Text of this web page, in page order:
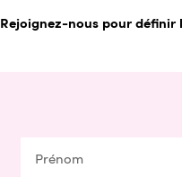
Rejoignez-nous pour définir